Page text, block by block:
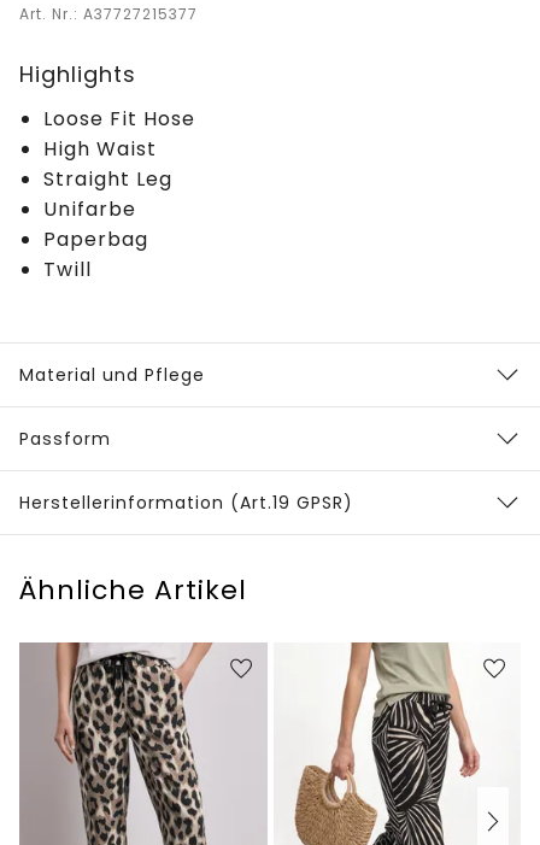
Art. Nr.: A37727215377
Highlights
Loose Fit Hose
High Waist
Straight Leg
Unifarbe
Paperbag
Twill
Material und Pflege
Passform
Herstellerinformation (Art.19 GPSR)
Ähnliche Artikel